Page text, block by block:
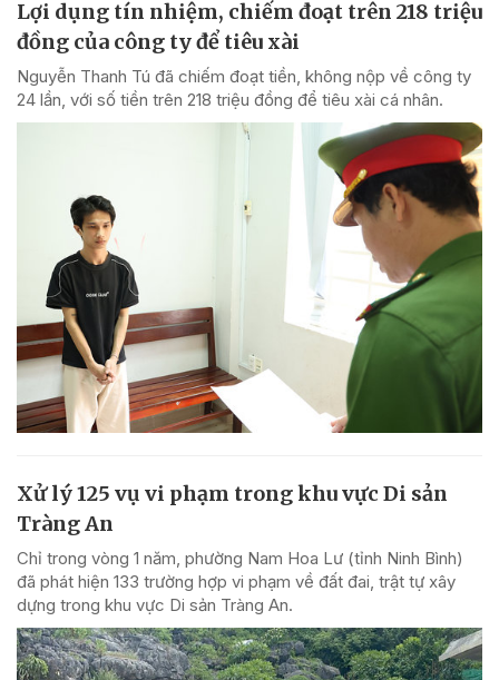
Lợi dụng tín nhiệm, chiếm đoạt trên 218 triệu
đồng của công ty để tiêu xài
Nguyễn Thanh Tú đã chiếm đoạt tiền, không nộp về công ty
24 lần, với số tiền trên 218 triệu đồng để tiêu xài cá nhân.
Xử lý 125 vụ vi phạm trong khu vực Di sản
Tràng An
Chỉ trong vòng 1 năm, phường Nam Hoa Lư (tỉnh Ninh Bình)
đã phát hiện 133 trường hợp vi phạm về đất đai, trật tự xây
dựng trong khu vực Di sản Tràng An.